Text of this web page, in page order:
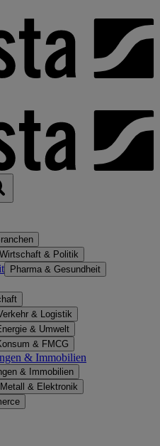
Wirtschaft & Politik
Pharma & Gesundheit
& Logistik
& Umwelt
& FMCG
& Immobilien
& Immobilien
Metall & Elektronik